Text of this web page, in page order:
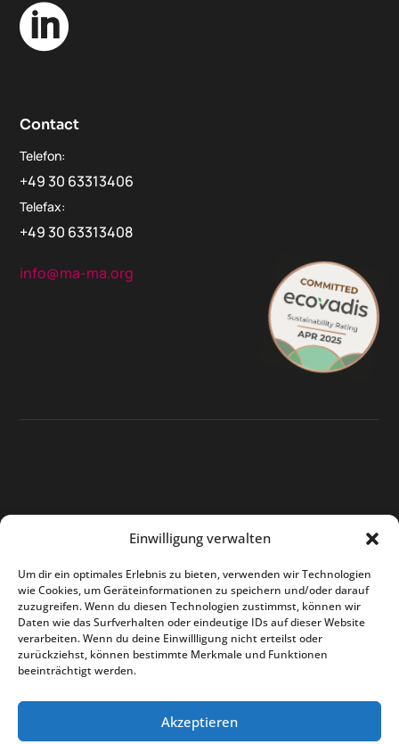
Einwilligung verwalten
Um dir ein optimales Erlebnis zu bieten, verwenden wir Technologien
wie Cookies, um Geräteinformationen zu speichern und/oder darauf
zuzugreifen. Wenn du diesen Technologien zustimmst, können wir
Daten wie das Surfverhalten oder eindeutige IDs auf dieser Website
verarbeiten. Wenn du deine Einwillligung nicht erteilst oder
zurückziehst, können bestimmte Merkmale und Funktionen
beeinträchtigt werden.
Akzeptieren

Contact
Telefon:
+49 30 63313406
Telefax:
+49 30 63313408
info@ma-ma.org